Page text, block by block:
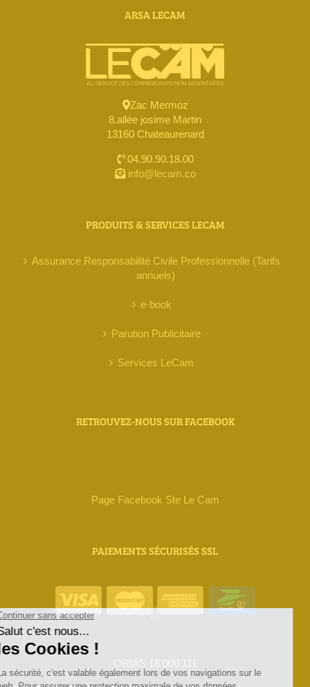
ARSA LECAM
Zac Mermoz
8.allée josime Martin
13160 Chateaurenard
04.90.90.18.00
info@lecam.co
PRODUITS & SERVICES LECAM
Assurance Responsabilité Civile Professionnelle (Tarifs
annuels)
e-book
Parution Publicitaire
Services LeCam
RETROUVEZ-NOUS SUR FACEBOOK
Page Facebook Ste Le Cam
PAIEMENTS SÉCURISÉS SSL